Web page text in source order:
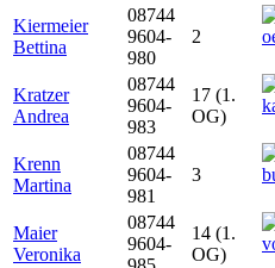
Kiermeier
Bettina
08744
9604-
980
2
Kratzer
Andrea
08744
9604-
983
17 (1.
OG)
Krenn
Martina
08744
9604-
981
3
Maier
Veronika
08744
9604-
14 (1.
OG)